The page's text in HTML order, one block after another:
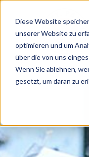
Diese Website
unserer Website zu
optimieren und um
über die von uns
Wenn Sie ablehnen,
gesetzt, um daran zu